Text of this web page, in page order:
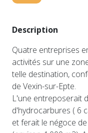
Description
Quatre entreprises
activités sur une
telle destination,
de Vexin-sur-Epte.
L'une entreposerait
d'hydrocarbures ( 6
et ferait le négoce